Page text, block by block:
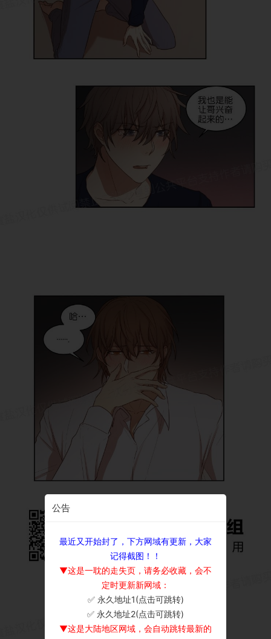
公告
最近又开始封了，下方网域有更新，大家
记得截图！！
▼这是一耽的走失页，请务必收藏，会不
定时更新新网域：
✅ 永久地址1(点击可跳转)
✅ 永久地址2(点击可跳转)
▼这是大陆地区网域，会自动跳转最新的